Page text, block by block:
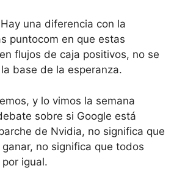
una diferencia con la
puntocom en que estas
flujos de caja positivos, no se
base de la esperanza.
y lo vimos la semana
sobre si Google está
de Nvidia, no significa que
no significa que todos
igual.